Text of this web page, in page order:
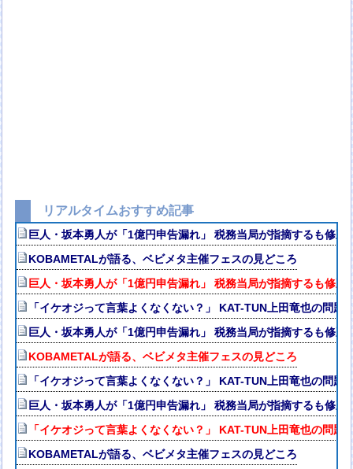
リアルタイムおすすめ記事
巨人・坂本勇人が「1億円申告漏れ」 税務当局が指摘するも修正
KOBAMETALが語る、ベビメタ主催フェスの見どころ
巨人・坂本勇人が「1億円申告漏れ」 税務当局が指摘するも修正
「イケオジって言葉よくなくない？」 KAT-TUN上田竜也の問
巨人・坂本勇人が「1億円申告漏れ」 税務当局が指摘するも修正
KOBAMETALが語る、ベビメタ主催フェスの見どころ
「イケオジって言葉よくなくない？」 KAT-TUN上田竜也の問
巨人・坂本勇人が「1億円申告漏れ」 税務当局が指摘するも修正
「イケオジって言葉よくなくない？」 KAT-TUN上田竜也の問
KOBAMETALが語る、ベビメタ主催フェスの見どころ